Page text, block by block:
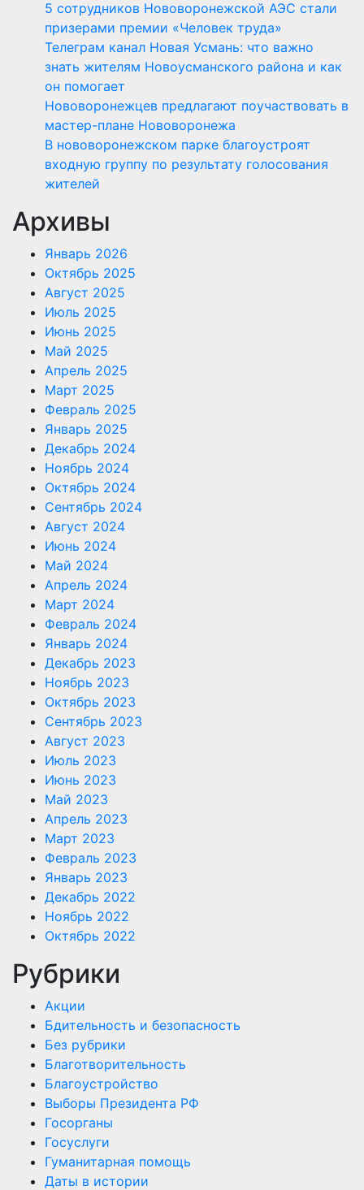
5 сотрудников Нововоронежской АЭС стали
призерами премии «Человек труда»
Телеграм канал Новая Усмань: что важно
знать жителям Новоусманского района и как
он помогает
Нововоронежцев предлагают поучаствовать в
мастер-плане Нововоронежа
В нововоронежском парке благоустроят
входную группу по результату голосования
жителей
Архивы
Январь 2026
Октябрь 2025
Август 2025
Июль 2025
Июнь 2025
Май 2025
Апрель 2025
Март 2025
Февраль 2025
Январь 2025
Декабрь 2024
Ноябрь 2024
Октябрь 2024
Сентябрь 2024
Август 2024
Июнь 2024
Май 2024
Апрель 2024
Март 2024
Февраль 2024
Январь 2024
Декабрь 2023
Ноябрь 2023
Октябрь 2023
Сентябрь 2023
Август 2023
Июль 2023
Июнь 2023
Май 2023
Апрель 2023
Март 2023
Февраль 2023
Январь 2023
Декабрь 2022
Ноябрь 2022
Октябрь 2022
Рубрики
Акции
Бдительность и безопасность
Без рубрики
Благотворительность
Благоустройство
Выборы Президента РФ
Госорганы
Госуслуги
Гуманитарная помощь
Даты в истории